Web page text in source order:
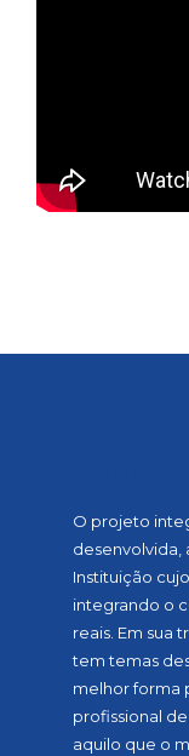
O projeto
desenvolvida,
Instituição
integrando o
reais. Em sua
tem temas
melhor forma
profissional
aquilo que o